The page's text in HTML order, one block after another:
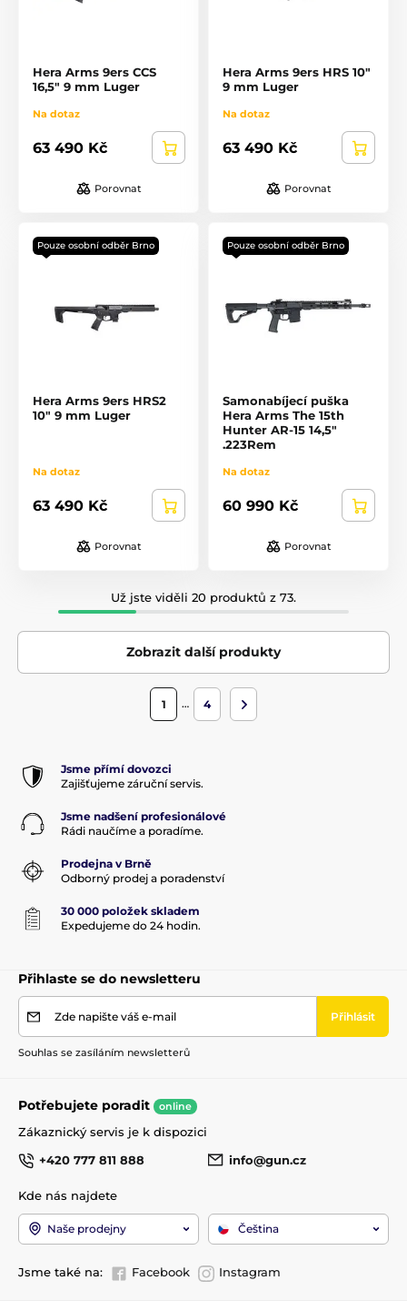
Hera Arms 9ers CCS
16,5" 9 mm Luger
Na dotaz
63 490 Kč
Porovnat
Hera Arms 9ers HRS 10"
9 mm Luger
Na dotaz
63 490 Kč
Porovnat
Pouze osobní odběr Brno
Hera Arms 9ers HRS2
10" 9 mm Luger
Na dotaz
63 490 Kč
Porovnat
Pouze osobní odběr Brno
Samonabíjecí puška
Hera Arms The 15th
Hunter AR-15 14,5"
.223Rem
Na dotaz
60 990 Kč
Porovnat
Už jste viděli 20 produktů z 73.
Zobrazit další produkty
1 … 4
Jsme přímí dovozci
Zajišťujeme záruční servis.
Jsme nadšení profesionálové
Rádi naučíme a poradíme.
Prodejna v Brně
Odborný prodej a poradenství
30 000 položek skladem
Expedujeme do 24 hodin.
Přihlaste se do newsletteru
Zde napište váš e-mail Přihlásit
Souhlas se zasíláním newsletterů
Potřebujete poradit online
Zákaznický servis je k dispozici
+420 777 811 888
info@gun.cz
Kde nás najdete
Naše prodejny Čeština
Jsme také na: Facebook Instagram